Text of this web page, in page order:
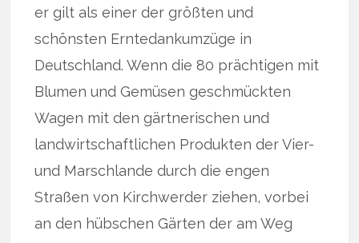
er gilt als einer der größten und
schönsten Erntedankumzüge in
Deutschland. Wenn die 80 prächtigen mit
Blumen und Gemüsen geschmückten
Wagen mit den gärtnerischen und
landwirtschaftlichen Produkten der Vier-
und Marschlande durch die engen
Straßen von Kirchwerder ziehen, vorbei
an den hübschen Gärten der am Weg